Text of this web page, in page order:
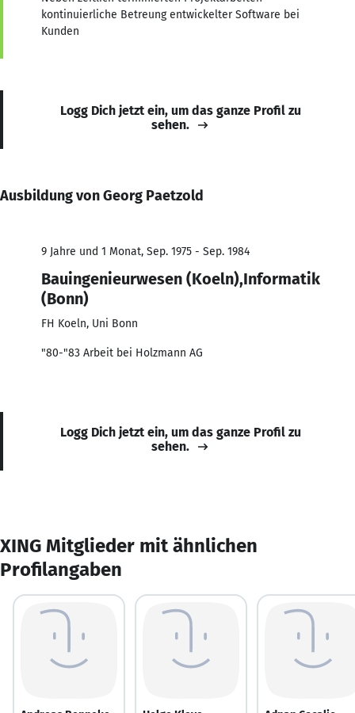
kontinuierliche Betreung entwickelter Software bei
Kunden
Logg Dich jetzt ein, um das ganze Profil zu
sehen.
Ausbildung von Georg Paetzold
9 Jahre und 1 Monat, Sep. 1975 - Sep. 1984
Bauingenieurwesen (Koeln),Informatik
(Bonn)
FH Koeln, Uni Bonn
"80-"83 Arbeit bei Holzmann AG
Logg Dich jetzt ein, um das ganze Profil zu
sehen.
XING Mitglieder mit ähnlichen
Profilangaben